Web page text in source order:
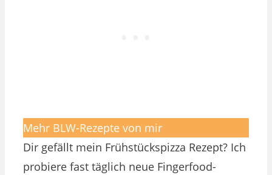
Mehr BLW-Rezepte von mir
Dir gefällt mein Frühstückspizza Rezept? Ich
probiere fast täglich neue Fingerfood-